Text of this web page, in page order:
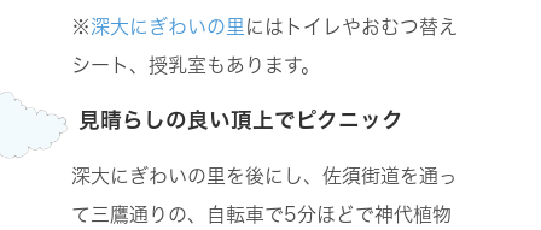
※深大にぎわいの里にはトイレやおむつ替え
シート、授乳室もあります。
見晴らしの良い頂上でピクニック
深大にぎわいの里を後にし、佐須街道を通っ
て三鷹通りの、自転車で5分ほどで神代植物